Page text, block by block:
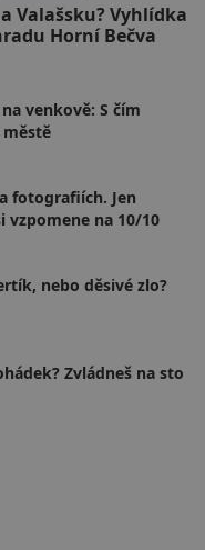
Valašsku? Vyhlídka
Horní Bečva
venkově: S čím
fotografiích. Jen
vzpomene na 10/10
nebo děsivé zlo?
Zvládneš na sto